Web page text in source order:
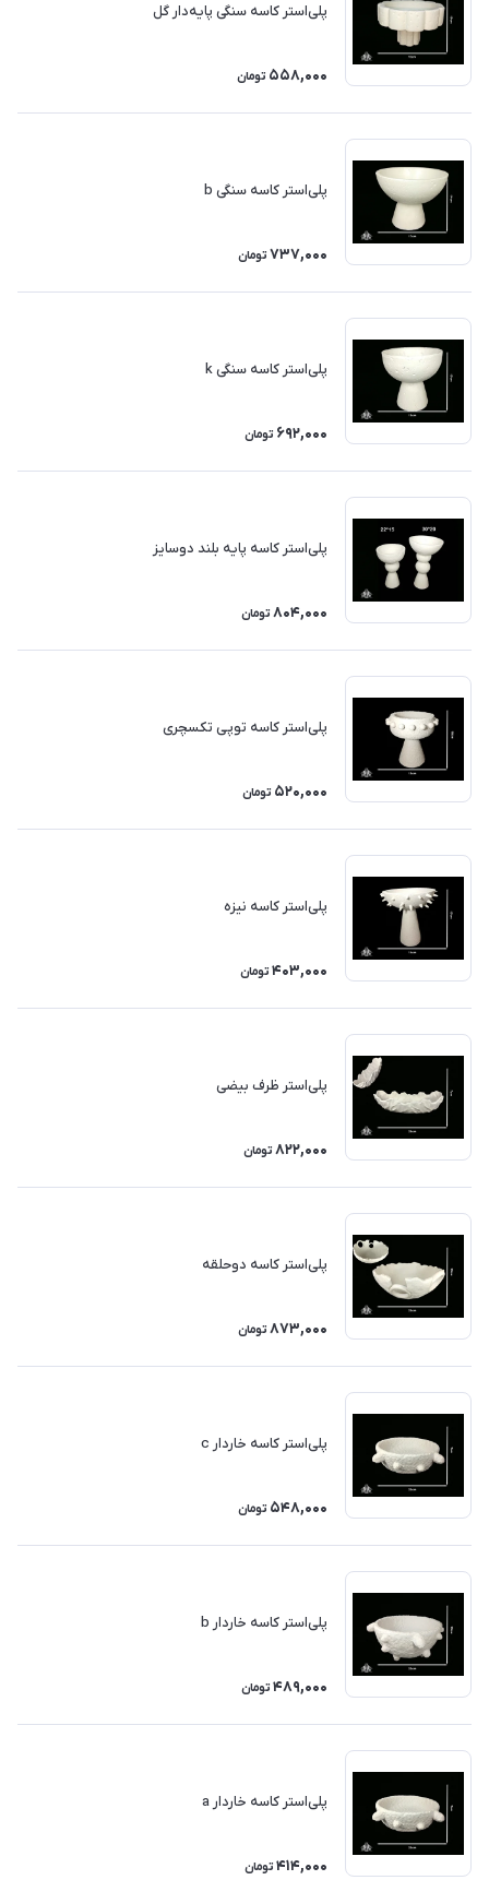
پلی‌استر کاسه سنگی پایه‌دار گل
558,000 تومان
پلی‌استر کاسه سنگی b
737,000 تومان
پلی‌استر کاسه سنگی k
692,000 تومان
پلی‌استر کاسه پایه بلند دوسایز
804,000 تومان
پلی‌استر کاسه توپی تکسچری
520,000 تومان
پلی‌استر کاسه نیزه
403,000 تومان
پلی‌استر ظرف بیضی
822,000 تومان
پلی‌استر کاسه دوحلقه
873,000 تومان
پلی‌استر کاسه خاردار c
548,000 تومان
پلی‌استر کاسه خاردار b
489,000 تومان
پلی‌استر کاسه خاردار a
414,000 تومان